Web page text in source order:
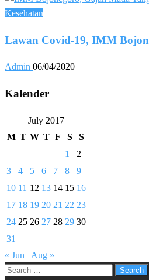
Kesehatan
Lawan Covid-19, IMM
Admin 06/04/2020
Kalender
July 2017
M T W T F S
S
1
2
3
4 5 6 7 8
9
10 11 12 13 14 15 16
17 18 19 20 21 22 23
24 25 26 27 28 29 30
31
« Jun
Aug »
Search